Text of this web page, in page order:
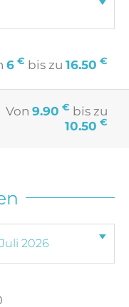
6 € bis zu 16.50 €
Von 9.90 € bis zu
10.50 €